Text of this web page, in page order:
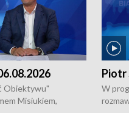
Obiektywu"
Misiukiem,
Piotr
W